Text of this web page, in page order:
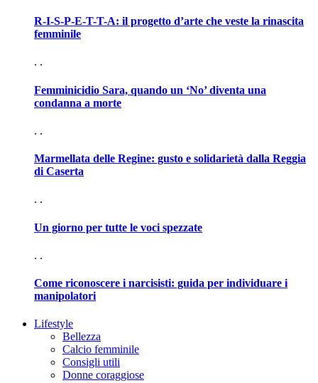
R-I-S-P-E-T-T-A: il progetto d’arte che veste la rinascita
femminile
. .
Femminicidio Sara, quando un ‘No’ diventa una
condanna a morte
. .
Marmellata delle Regine: gusto e solidarietà dalla Reggia
di Caserta
. .
Un giorno per tutte le voci spezzate
. .
Come riconoscere i narcisisti: guida per individuare i
manipolatori
Lifestyle
Bellezza
Calcio femminile
Consigli utili
Donne coraggiose